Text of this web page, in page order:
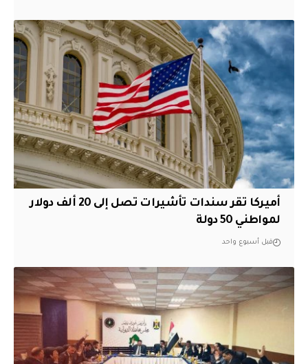
أميركا تقر سندات تأشيرات تصل إلى 20 ألف دولار
لمواطني 50 دولة
قبل أسبوع واحد